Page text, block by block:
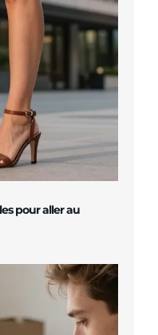
pour aller au